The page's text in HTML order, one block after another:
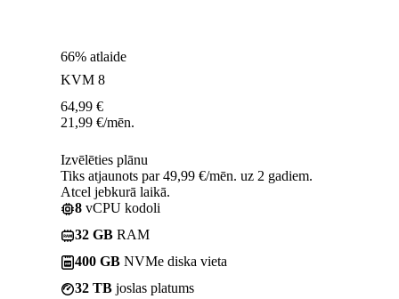
66% atlaide
KVM 8
64,99 €
21,99 €/mēn.
Izvēlēties plānu
Tiks atjaunots par 49,99 €/mēn. uz 2 gadiem.
Atcel jebkurā laikā.
8 vCPU kodoli
32 GB RAM
400 GB NVMe diska vieta
32 TB joslas platums